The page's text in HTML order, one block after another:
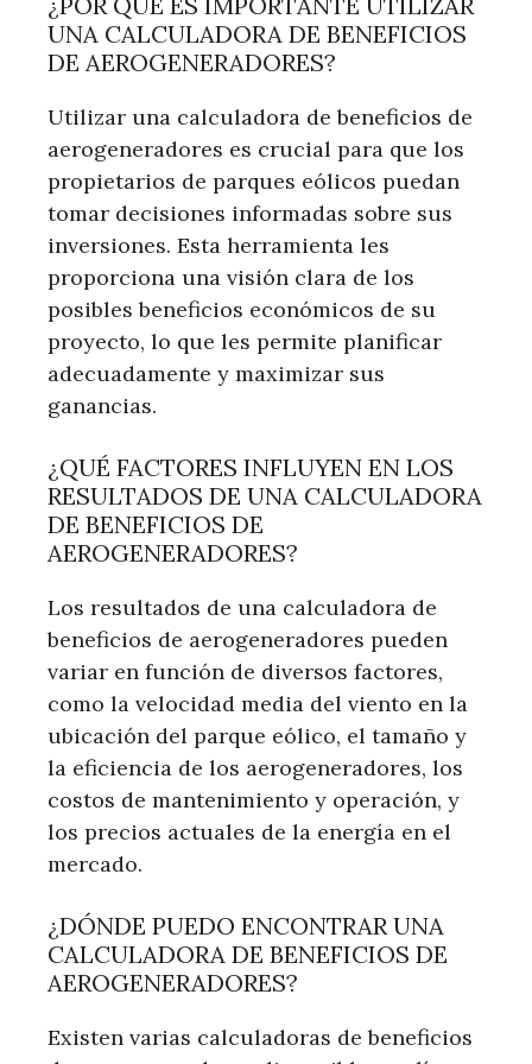
UNA CALCULADORA DE BENEFICIOS
DE AEROGENERADORES?
Utilizar una calculadora de beneficios de
aerogeneradores es crucial para que los
propietarios de parques eólicos puedan
tomar decisiones informadas sobre sus
inversiones. Esta herramienta les
proporciona una visión clara de los
posibles beneficios económicos de su
proyecto, lo que les permite planificar
adecuadamente y maximizar sus
ganancias.
¿QUÉ FACTORES INFLUYEN EN LOS
RESULTADOS DE UNA CALCULADORA
DE BENEFICIOS DE
AEROGENERADORES?
Los resultados de una calculadora de
beneficios de aerogeneradores pueden
variar en función de diversos factores,
como la velocidad media del viento en la
ubicación del parque eólico, el tamaño y
la eficiencia de los aerogeneradores, los
costos de mantenimiento y operación, y
los precios actuales de la energía en el
mercado.
¿DÓNDE PUEDO ENCONTRAR UNA
CALCULADORA DE BENEFICIOS DE
AEROGENERADORES?
Existen varias calculadoras de beneficios